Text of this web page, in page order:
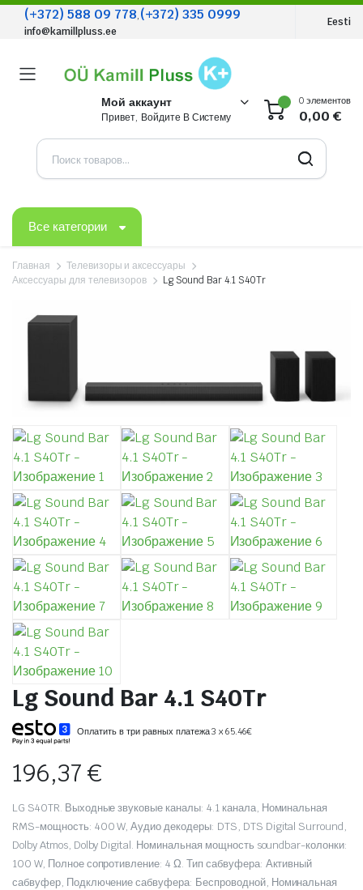
(+372) 588 09 778,(+372) 335 0999
info@kamillpluss.ee
Eesti
Мой аккаунт
Привет, Войдите В Систему
0 элементов
0,00€
Все категории
Главная
Телевизоры и аксессуары
Аксессуары для телевизоров
Lg Sound Bar 4.1 S40Tr
Lg Sound Bar 4.1 S40Tr
Оплатить в три равных платежа 3 x 65.46€
196,37€
LG S40TR. Выходные звуковые каналы: 4.1 канала, Номинальная
RMS-мощность: 400 W, Аудио декодеры: DTS, DTS Digital Surround,
Dolby Atmos, Dolby Digital. Номинальная мощность soundbar-колонки:
100 W, Полное сопротивление: 4 Ω. Тип сабвуфера: Активный
сабвуфер, Подключение сабвуфера: Беспроводной, Номинальная